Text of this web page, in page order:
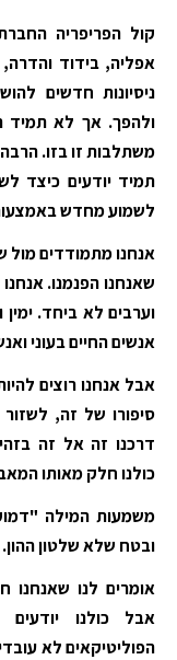
קול הפריפריה
אפליה, בידוד
ניסיונות חדשים
ולהפך. אך לא תמיד
משתלבות זו בזו.
תמיד יודעים כיצד
לשמוע מחדש
אנחנו מתמודדים מול
שאנחנו הפנמנו.
וערבים לא ביחד.
אנשים החיים בעוני
אבל אנחנו רוצים
סיפורו של זה,
דרכנו זה אל זה
כולנו חלק מאותו
משמעות המילה
ובטח שלא שלטון ההון.
אומרים לנו שאנחנו
אבל כולנו יודעים
הפוליטיקאים לא